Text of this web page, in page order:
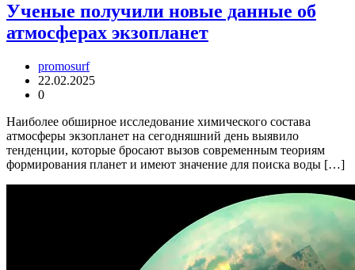
Ученые получили новые данные об
атмосферах экзопланет
promosurf
22.02.2025
0
Наиболее обширное исследование химического состава
атмосферы экзопланет на сегодняшний день выявило
тенденции, которые бросают вызов современным теориям
формирования планет и имеют значение для поиска воды […]